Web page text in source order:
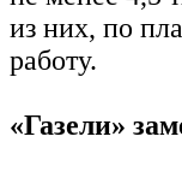
из них, по
работу.
«Газели»